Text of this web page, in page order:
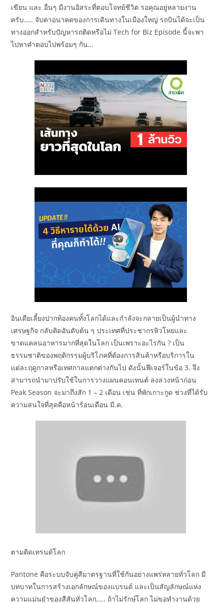
เขียน และ อื่นๆ มีงานอิสระที่ตอบโจทย์ชีวิต รอคุณอยู่หลายงาน
ครับ….. จับตาอนาคตของการเดินทางในเมืองใหญ่ รถบินได้จะเป็น
ทางออกสำหรับปัญหารถติดหรือไม่ Tech for Biz Episode นี้จะพา
ไปหาคำตอบไปพร้อมๆ กัน…
อินเดียเลี้ยงปากท้องคนทั้งโลกได้และกำลังจะกลายเป็นผู้นำทาง
เศรษฐกิจ กลับติดอันดับต้น ๆ ประเทศที่ประชากรหิวโหยและ
ขาดแคลนอาหารมากที่สุดในโลก เป็นเพราะอะไรกัน ? เป็น
ธรรมชาติของพฤติกรรมผู้บริโภคที่ต้องการสินค้าหรือบริการใน
แต่ละฤดูกาลหรือเทศกาลแตกต่างกันไป ดังนั้นฟีเจอร์ในข้อ 3. จึง
สามารถนำมาปรับใช้ในการวางแผนคอนเทนต์ ลงล่วงหน้าก่อน
Peak Season จะมาถึงสัก 1 – 2 เดือน เช่น ที่พักเกาะกูด ช่วงที่ได้รับ
ความสนใจที่สุดคือหน้าร้อนเดือน มี.ค.
ตามติดเทรนด์โลก
Pantone คือระบบจับคู่สีมาตรฐานที่ใช้กันอย่างแพร่หลายทั่วโลก มี
บทบาทในการสร้างเอกลักษณ์ของแบรนด์ และเป็นสัญลักษณ์แห่ง
ความแม่นยำของสีสันทั่วโลก….. ถ้าไม่รักษ์โลก ไม่ขอทำงานด้วย